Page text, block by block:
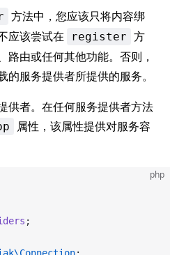
方法中，您应该只将内容绑
应该尝试在 register 方
路由或任何其他功能。否则，
服务提供者所提供的服务。
供者。在任何服务提供者方法
属性，该属性提供对服务容
php
;